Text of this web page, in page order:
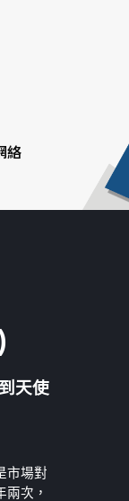
絡
天使
市場對
次，